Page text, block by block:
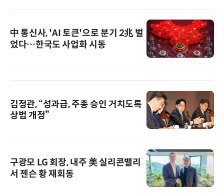
中 통신사, 'AI 토큰'으로 분기 2兆 벌
었다…한국도 사업화 시동
김정관, “성과급, 주총 승인 거치도록
상법 개정”
구광모 LG 회장, 내주 美 실리콘밸리
서 젠슨 황 재회동